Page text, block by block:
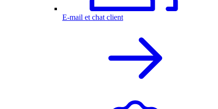
E-mail et chat client